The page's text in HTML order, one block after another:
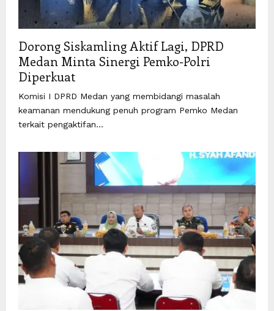
Dorong Siskamling Aktif Lagi, DPRD
Medan Minta Sinergi Pemko-Polri
Diperkuat
Komisi I DPRD Medan yang membidangi masalah
keamanan mendukung penuh program Pemko Medan
terkait pengaktifan...